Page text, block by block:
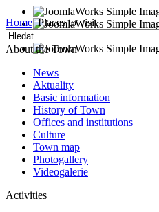
Home Places to visit
About the Town
News
Aktuality
Basic information
History of Town
Offices and institutions
Culture
Town map
Photogallery
Videogalerie
Activities